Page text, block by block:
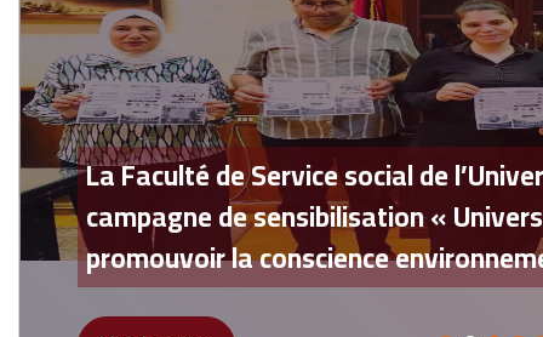
La Faculté de Service social de
campagne de sensibilisation «
promouvoir la conscience